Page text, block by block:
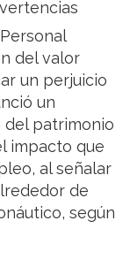
del valor
un perjuicio
un
del patrimonio
impacto que
al señalar
de
según